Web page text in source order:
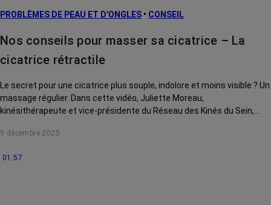
PROBLÈMES DE PEAU ET D'ONGLES • CONSEIL
Nos conseils pour masser sa cicatrice – La
cicatrice rétractile
Le secret pour une cicatrice plus souple, indolore et moins visible ? Un
massage régulier. Dans cette vidéo, Juliette Moreau,
kinésithérapeute et vice-présidente du Réseau des Kinés du Sein,
rétractile.
9 décembre 2025
01:57